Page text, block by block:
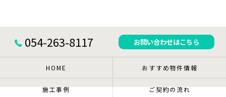
054-263-8117 お問い合わせはこちら
HOME おすすめ物件情報
施工事例 ご契約の流れ